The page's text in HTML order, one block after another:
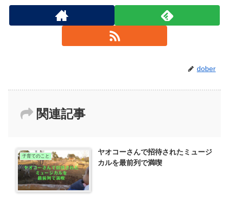
dober
関連記事
子育てのこと
ヤオコーさんで招待されたミュージ
カルを最前列で満喫